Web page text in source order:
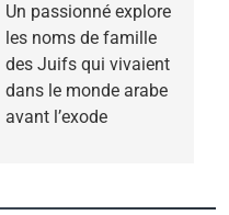
Un passionné explore
les noms de famille
des Juifs qui vivaient
dans le monde arabe
avant l’exode
la plus
selon le